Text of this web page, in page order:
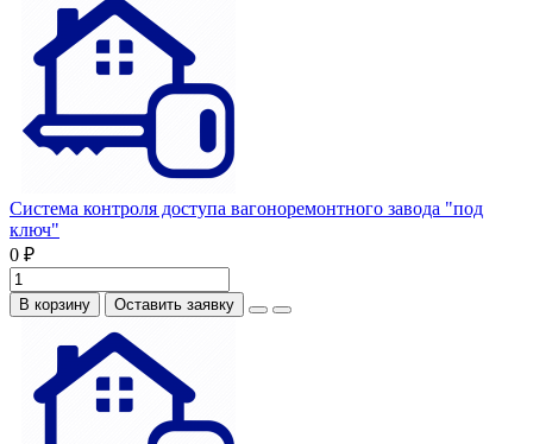
Система контроля доступа вагоноремонтного завода "под
ключ"
0 ₽
В корзину Оставить заявку